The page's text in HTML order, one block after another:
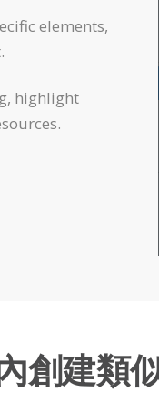
elements,
highlight
創建類